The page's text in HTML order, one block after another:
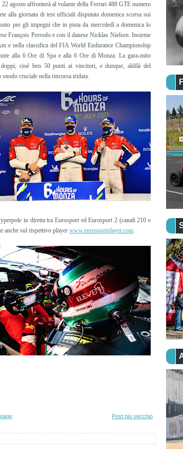
agosto affronterà al volante della Ferrari 488 GTE numero
alla giornata di test ufficiali disputata domenica scorsa sui
per gli impegni che in pista da mercoledì a domenica lo
François Perrodo e con il danese Nicklas Nielsen. Insieme
e nella classifica del FIA World Endurance Championship
alla 6 Ore di Spa e alla 6 Ore di Monza. La gara-mito
doppi, cioè ben 50 punti ai vincitori, e dunque, aldilà del
cruciale nella rincorsa iridata.
in diretta tra Eurosport ed Eurosport 2 (canali 210 e
anche sul rispettivo player www.eurosportplayer.com.
Post più vecchio